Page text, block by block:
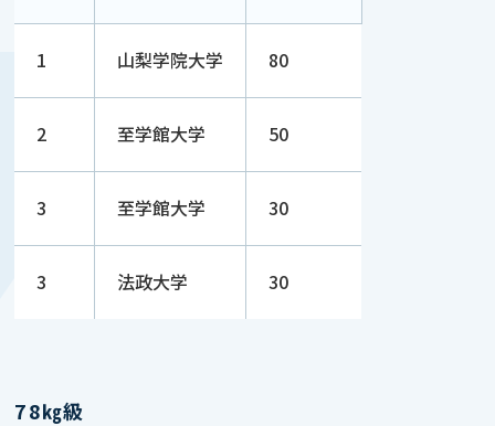
1 山梨学院大学 80
2 至学館大学 50
3 至学館大学 30
3 法政大学 30
78㎏級